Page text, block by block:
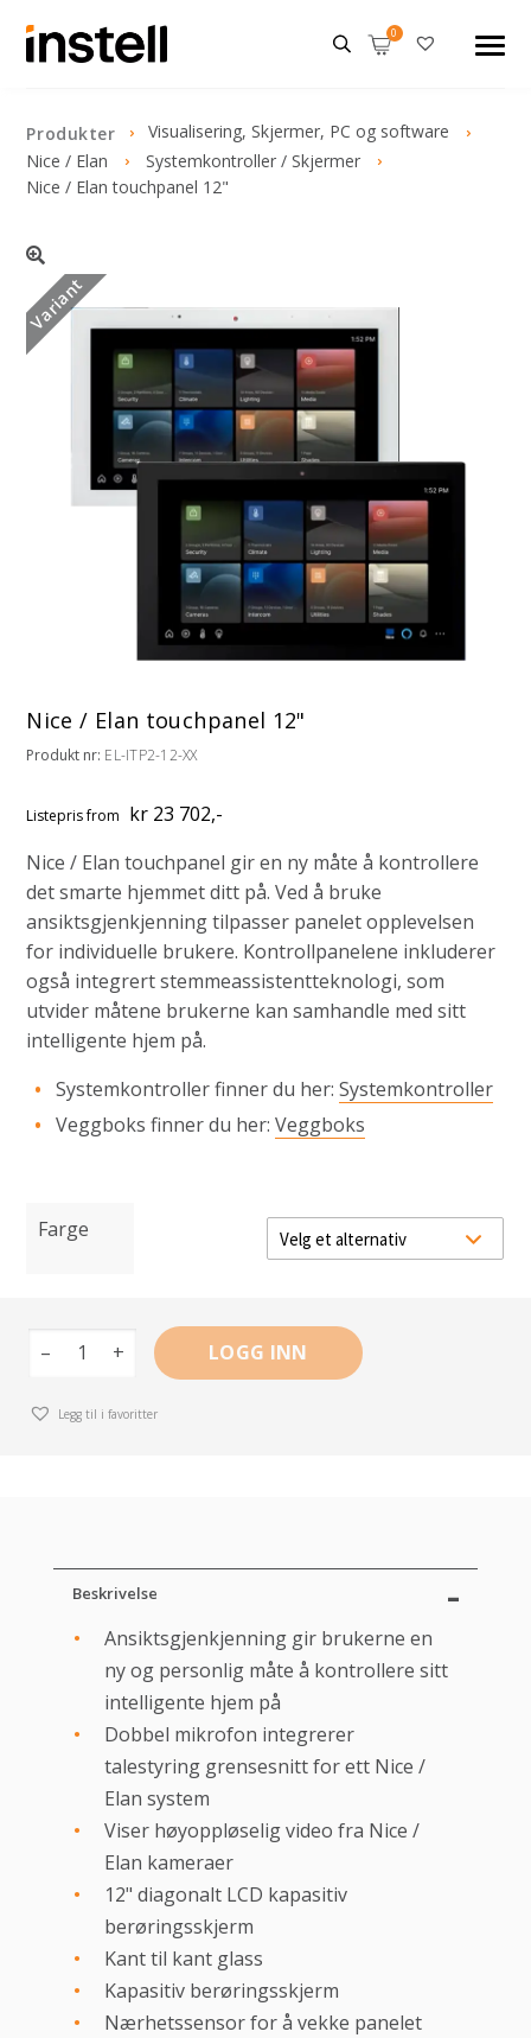
Produkter
Visualisering, Skjermer, PC og software
Nice / Elan
Systemkontroller / Skjermer
Nice / Elan touchpanel 12"
Variant
Nice / Elan touchpanel 12"
Produkt nr: EL-ITP2-12-XX
Listeprisfrom kr 23 702,-
Nice / Elan touchpanel gir en ny måte å kontrollere
det smarte hjemmet ditt på. Ved å bruke
ansiktsgjenkjenning tilpasser panelet opplevelsen
for individuelle brukere. Kontrollpanelene inkluderer
også integrert stemmeassistentteknologi, som
utvider måtene brukerne kan samhandle med sitt
intelligente hjem på.
Systemkontroller finner du her: Systemkontroller
Veggboks finner du her: Veggboks
Farge
– + LOGG INN
Legg til i favoritter
Beskrivelse
Ansiktsgjenkjenning gir brukerne en
ny og personlig måte å kontrollere sitt
intelligente hjem på
Dobbel mikrofon integrerer
talestyring grensesnitt for ett Nice /
Elan system
Viser høyoppløselig video fra Nice /
Elan kameraer
12" diagonalt LCD kapasitiv
berøringsskjerm
Kant til kant glass
Kapasitiv berøringsskjerm
Nærhetssensor for å vekke panelet